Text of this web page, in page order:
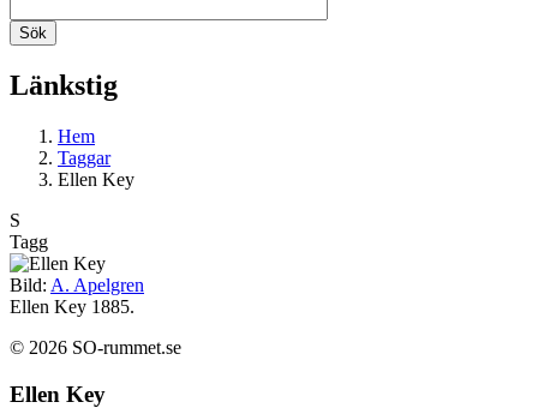
Länkstig
Hem
Taggar
Ellen Key
S
Tagg
Bild: A. Apelgren
Ellen Key 1885.
© 2026 SO-rummet.se
Ellen Key